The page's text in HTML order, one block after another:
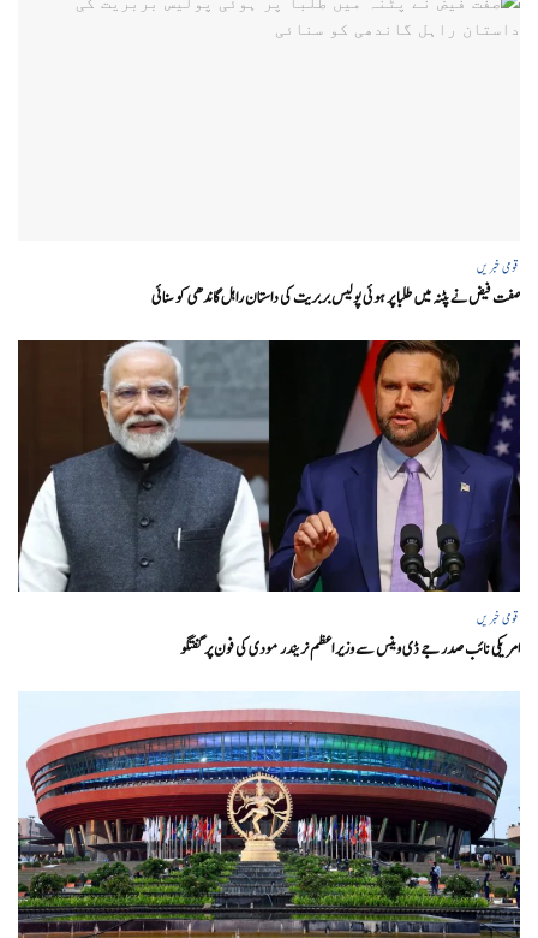
قومی خبریں
صفت فیض نے پٹنہ میں طلبا پر ہوئی پولیس بربریت کی داستان راہل گاندھی کو سنائی
قومی خبریں
امریکی نائب صدر جے ڈی وینس سے وزیر اعظم نریندر مودی کی فون پر گفتگو